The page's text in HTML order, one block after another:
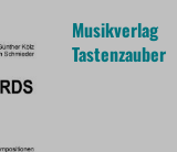
Musikverlag
Tastenzauber